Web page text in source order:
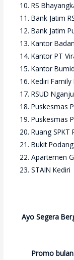
RS
Bank Jatim
Bank Jatim
Kantor
Kantor PT
Kantor
Kediri Family
RSUD
Puskesmas
Puskesmas
Ruang SPKT
Bukit
Apartemen
STAIN Kediri
Ayo Segera
Promo